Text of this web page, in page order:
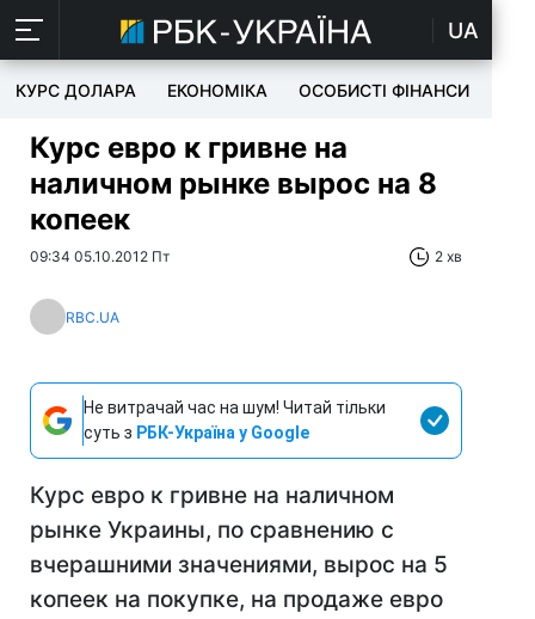
UA
КУРС ДОЛАРА ЕКОНОМІКА ОСОБИСТІ ФІНАНСИ
Курс евро к гривне на
наличном рынке вырос на 8
копеек
09:34 05.10.2012 Пт 2 хв
RBC.UA
Не витрачай час на шум! Читай тільки
суть з РБК-Україна у Google
Курс евро к гривне на наличном
рынке Украины, по сравнению с
вчерашними значениями, вырос на 5
копеек на покупке, на продаже евро